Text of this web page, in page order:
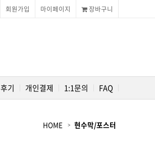
장바구니
마이페이지
회원가입
FAQ
1:1문의
개인결제
기
HOME 현수막/포스터